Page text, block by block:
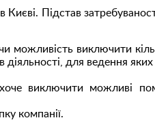
Підстав
виключити
діяльності, для ведення
виключити можливі
компанії.